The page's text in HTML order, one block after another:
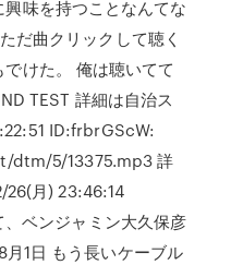
味を持つことなんてな
だ曲クリックして聴く
けた。 俺は聴いてて
TEST 詳細は自治ス
ID:frbrGScW:
dtm/5/13375.mp3 詳
26(月) 23:46:14
ベンジャミン大久保彦
1日 もう長いケーブル